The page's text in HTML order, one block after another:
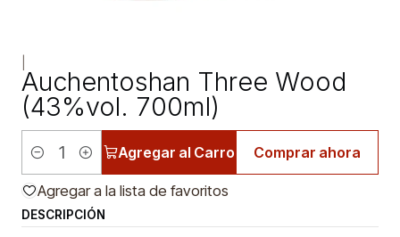
Auchentoshan Three Wood
(43%vol. 700ml)
Cantidad
Agregar al Carro Comprar ahora
Agregar a la lista de favoritos
DESCRIPCIÓN